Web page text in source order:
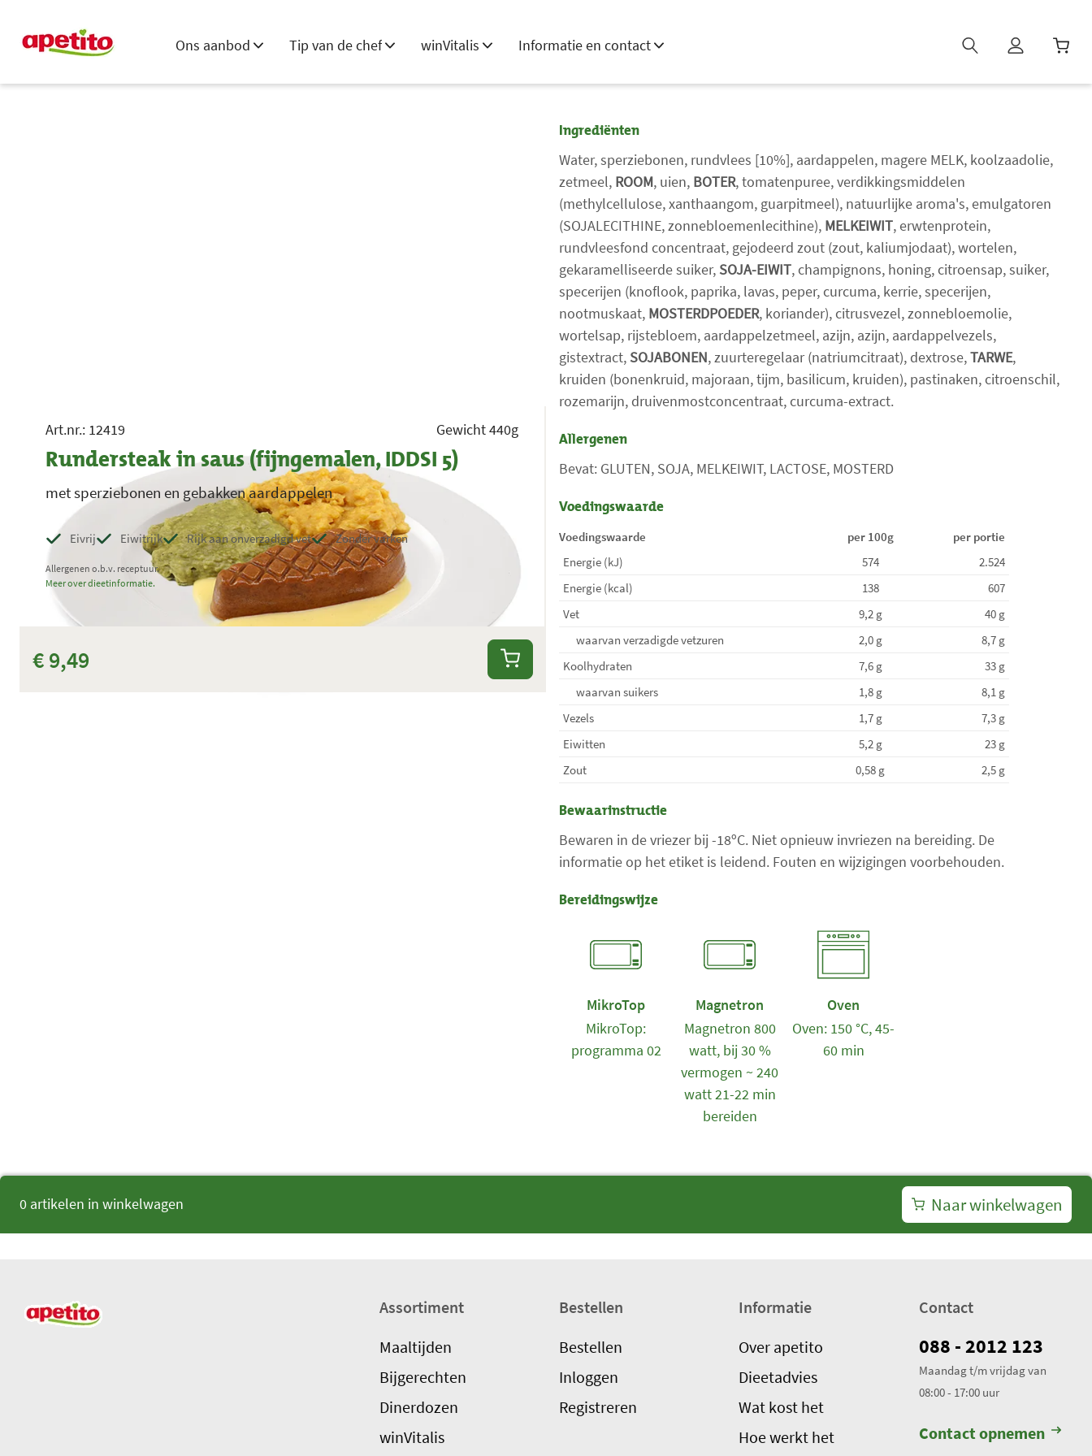
Ons aanbod Tip van de chef winVitalis Informatie en contact
Art.nr.: 12419 Gewicht 440g
Rundersteak in saus (fijngemalen, IDDSI 5)
met sperziebonen en gebakken aardappelen
Eivrij Eiwitrijk Rijk aan onverzadigd vet Zonder varken
Allergenen o.b.v. receptuur.
Meer over dieetinformatie.
€ 9,49
Ingrediënten
Water, sperziebonen, rundvlees [10%], aardappelen, magere MELK, koolzaadolie,
zetmeel, ROOM, uien, BOTER, tomatenpuree, verdikkingsmiddelen
(methylcellulose, xanthaangom, guarpitmeel), natuurlijke aroma's, emulgatoren
(SOJALECITHINE, zonnebloemenlecithine), MELKEIWIT, erwtenprotein,
rundvleesfond concentraat, gejodeerd zout (zout, kaliumjodaat), wortelen,
gekaramelliseerde suiker, SOJA-EIWIT, champignons, honing, citroensap, suiker,
specerijen (knoflook, paprika, lavas, peper, curcuma, kerrie, specerijen,
nootmuskaat, MOSTERDPOEDER, koriander), citrusvezel, zonnebloemolie,
wortelsap, rijstebloem, aardappelzetmeel, azijn, azijn, aardappelvezels,
gistextract, SOJABONEN, zuurteregelaar (natriumcitraat), dextrose,TARWE,
kruiden (bonenkruid, majoraan, tijm, basilicum, kruiden), pastinaken, citroenschil,
rozemarijn, druivenmostconcentraat, curcuma-extract.
Allergenen
Bevat: GLUTEN, SOJA, MELKEIWIT, LACTOSE, MOSTERD
Voedingswaarde
Voedingswaarde per 100g
per portie
Energie (kJ)
574
2.524
Energie (kcal)
138
607
Vet
9,2 g
40 g
waarvan verzadigde vetzuren
2,0 g
8,7 g
Koolhydraten
7,6 g
33 g
waarvan suikers
1,8 g
8,1 g
Vezels
1,7 g
7,3 g
Eiwitten
5,2 g
23 g
Zout
0,58 g 2,5 g
Bewaarinstructie
Bewaren in de vriezer bij -18ºC. Niet opnieuw invriezen na bereiding. De
informatie op het etiket is leidend. Fouten en wijzigingen voorbehouden.
Bereidingswijze
MikroTop
MikroTop:
programma 02
Magnetron
Magnetron 800
watt, bij 30 %
vermogen ~ 240
watt 21-22 min
bereiden
Oven
Oven: 150 °C, 45-
60 min
0 artikelen in winkelwagen Naar winkelwagen
Assortiment
Maaltijden
Bijgerechten
Dinerdozen
winVitalis
Bestellen
Bestellen
Inloggen
Registreren
Informatie
Over apetito
Dieetadvies
Wat kost het
Hoe werkt het
Contact
088 - 2012 123
Maandag t/m vrijdag van
08:00 - 17:00 uur
Contact opnemen